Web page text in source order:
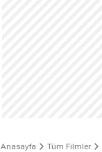
Anasayfa Tüm Filmler